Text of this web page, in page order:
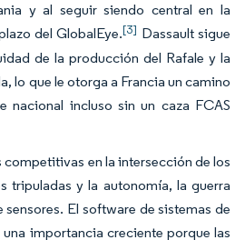
y al seguir siendo central en la
del GlobalEye.[3] Dassault sigue
de la producción del Rafale y la
lo que le otorga a Francia un camino
nacional incluso sin un caza FCAS
competitivas en la intersección de los
tripuladas y la autonomía, la guerra
El software de sistemas de
importancia creciente porque las